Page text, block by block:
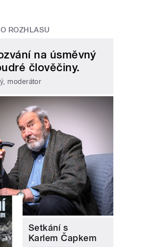
ROZHLASU
na úsměvný
člověčiny.
moderátor
Setkání s
Karlem Čapkem